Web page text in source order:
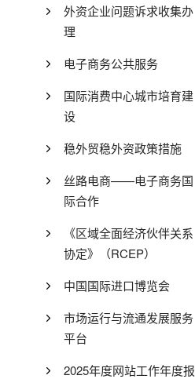
外资企业问题诉求收集办
理
电子商务公共服务
国际消费中心城市培育建
设
稳外贸稳外资政策措施
丝路电商——电子商务国
际合作
《区域全面经济伙伴关系
协定》（RCEP）
中国国际进口博览会
市场运行与流通发展服务
平台
2025年度网站工作年度报